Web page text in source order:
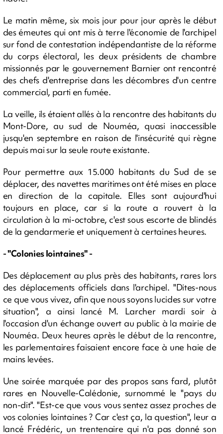
Le matin même, six mois jour pour jour après le début
des émeutes qui ont mis à terre l'économie de l'archipel
sur fond de contestation indépendantiste de la réforme
du corps électoral, les deux présidents de chambre
missionnés par le gouvernement Barnier ont rencontré
des chefs d'entreprise dans les décombres d'un centre
commercial, parti en fumée.
La veille, ils étaient allés à la rencontre des habitants du
Mont-Dore, au sud de Nouméa, quasi inaccessible
jusqu'en septembre en raison de l'insécurité qui règne
depuis mai sur la seule route existante.
Pour permettre aux 15.000 habitants du Sud de se
déplacer, des navettes maritimes ont été mises en place
en direction de la capitale. Elles sont aujourd'hui
toujours en place, car si la route a rouvert à la
circulation à la mi-octobre, c'est sous escorte de blindés
de la gendarmerie et uniquement à certaines heures.
- "Colonies lointaines" -
Des déplacement au plus près des habitants, rares lors
des déplacements officiels dans l'archipel. "Dites-nous
ce que vous vivez, afin que nous soyons lucides sur votre
situation", a ainsi lancé M. Larcher mardi soir à
l'occasion d'un échange ouvert au public à la mairie de
Nouméa. Deux heures après le début de la rencontre,
les parlementaires faisaient encore face à une haie de
mains levées.
Une soirée marquée par des propos sans fard, plutôt
rares en Nouvelle-Calédonie, surnommé le "pays du
non-dit". "Est-ce que vous vous sentez assez proches de
vos colonies lointaines ? Car c'est ça, la question", leur a
lancé Frédéric, un trentenaire qui n'a pas donné son